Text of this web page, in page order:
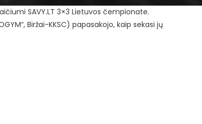
SAVY.LT 3×3 Lietuvos čempionate.
Biržai-KKSC) papasakojo, kaip sekasi jų